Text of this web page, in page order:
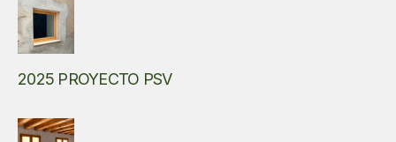
2025 PROYECTO PSV